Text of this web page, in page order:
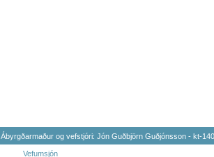
Ábyrgðarmaður og vefstjóri: Jón Guðbjörn Guðjónsson - kt-
Vefumsjón